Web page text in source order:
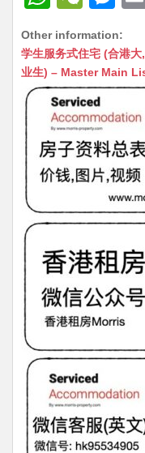
at
s
A
p
p
C
h
at
s
s
n
g
er
Other information:
学生服务式住宅 (合港
业生) – Master Main